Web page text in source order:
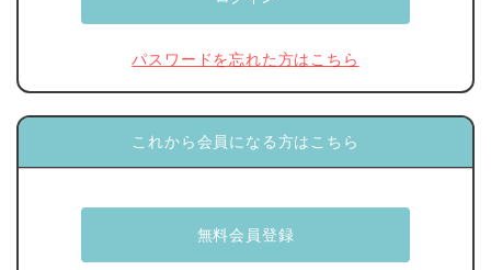
パスワードを忘れた方はこちら
これから会員になる方はこちら